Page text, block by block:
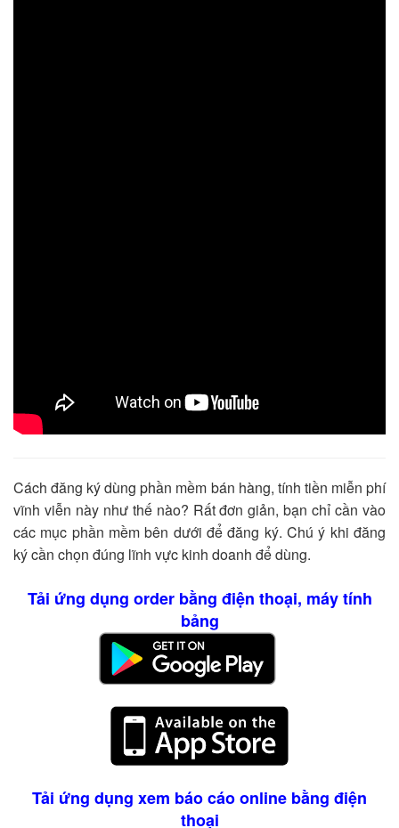
Cách đăng ký dùng phần mềm bán hàng, tính tiền miễn phí
vĩnh viễn này như thế nào? Rất đơn giản, bạn chỉ cần vào
các mục phần mềm bên dưới để đăng ký. Chú ý khi đăng
ký cần chọn đúng lĩnh vực kinh doanh để dùng.
Tải ứng dụng order bằng điện thoại, máy tính
bảng
Tải ứng dụng xem báo cáo online bằng điện
thoại